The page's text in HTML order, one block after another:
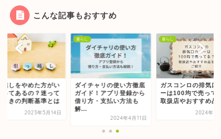
こんな記事もおすすめ
越しをやめた方がい
ってあるの？迷って
ときの判断基準とは
2023年5月14日
暮らし
ダイチャリの使い方徹底
ガイド！アプリ登録から
借り方・支払い方法も
解...
2024年4月11日
暮らし
ガスコンロの排気口
ーは100均で売って
取扱店やおすすめ品
2024年7